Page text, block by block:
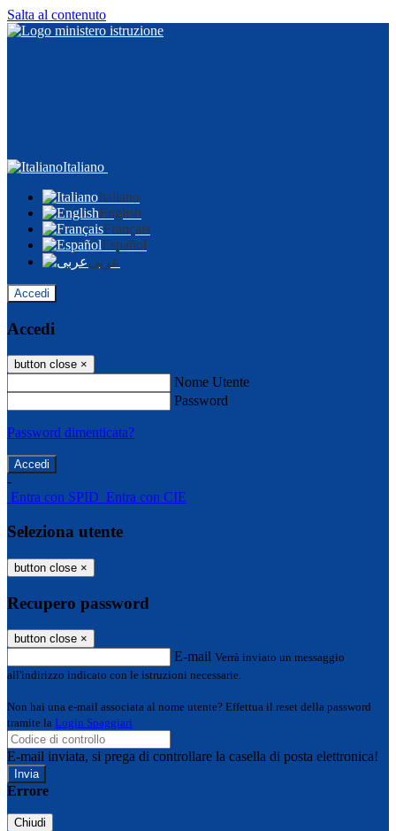
Salta al contenuto
Italiano
Italiano
English
Français
Español
عربى
Accedi
Accedi
button close ×
Nome Utente
Password
Password dimenticata?
-
Entra con SPID Entra con CIE
Seleziona utente
button close ×
Recupero password
button close ×
E-mail Verrà inviato un messaggio
all'indirizzo indicato con le istruzioni necessarie.
Non hai una e-mail associata al nome utente? Effettua il reset della password
tramite la Login Spaggiari
E-mail inviata, si prega di controllare la casella di posta elettronica!
Errore
Chiudi